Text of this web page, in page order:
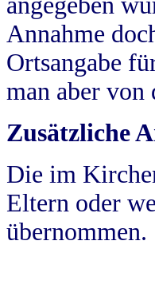
Annahme
Ortsangabe
man aber von
Zusätzliche
Die im
Eltern oder
übernommen.